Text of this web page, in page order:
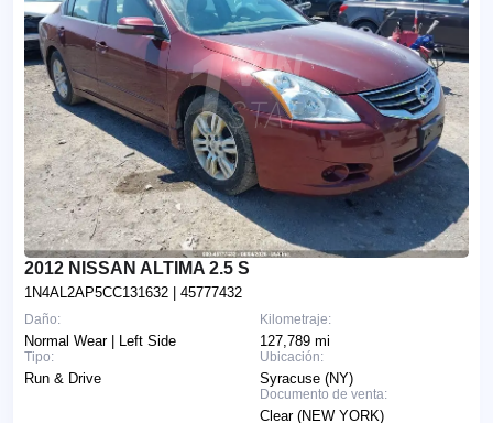
2012 NISSAN ALTIMA 2.5 S
1N4AL2AP5CC131632 | 45777432
Kilometraje:
127,789 mi
Ubicación:
Syracuse (NY)
Documento de venta:
Clear (NEW YORK)
Daño:
Normal Wear | Left Side
Tipo:
Run & Drive